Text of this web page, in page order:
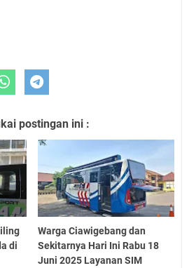
postingan ini :
di
Warga Ciawigebang dan
Sekitarnya Hari Ini Rabu 18
Juni 2025 Layanan SIM